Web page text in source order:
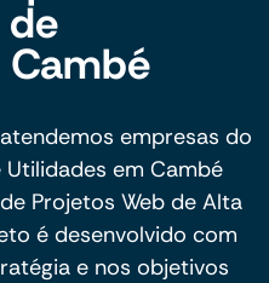
empresas do
em Cambé
Projetos Web de Alta
é desenvolvido com
e nos objetivos